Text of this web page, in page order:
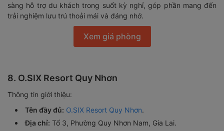
sàng hỗ trợ du khách trong suốt kỳ nghỉ, góp phần mang đến
trải nghiệm lưu trú thoải mái và đáng nhớ.
Xem giá phòng
8. O.SIX Resort Quy Nhơn
Thông tin giới thiệu:
Tên đầy đủ: O.SIX Resort Quy Nhơn.
Địa chỉ: Tổ 3, Phường Quy Nhơn Nam, Gia Lai.